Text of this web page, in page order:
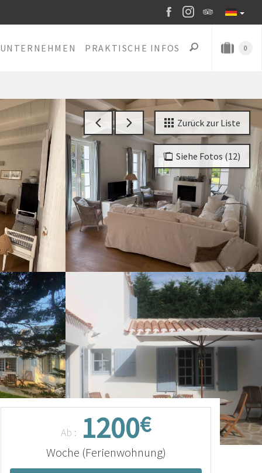
UNTERNEHMEN PRAKTISCHE INFOS 0
Siehe Fotos (12)
Zurück zur Liste
Ab : 1200€
Woche (Ferienwohnung)